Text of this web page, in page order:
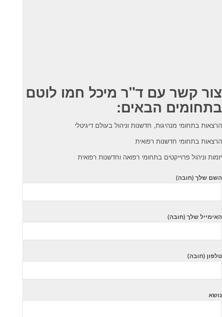
צור קשר עם ד"ר מיכל חמו לוטם
בתחומים הבאים:
הרצאות בתחומי מנהיגות, חדשנות וניהול בעולם דיגיטלי
הרצאות בתחומי חדשנות רפואית
יזמות וניהול פרוייקטים בתחומי רפואה וחדשנות רפואית
השם שלך (חובה)
האימייל שלך (חובה)
טלפון (חובה)
נושא